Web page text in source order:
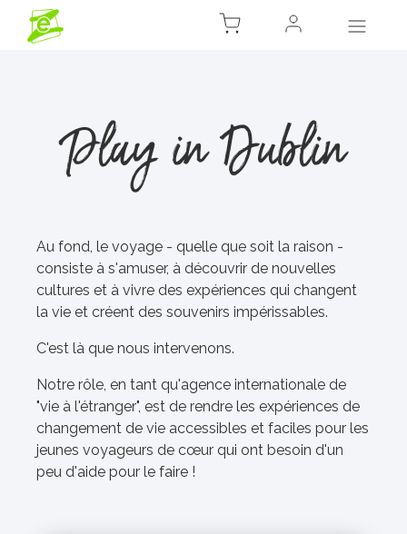
Play in Dublin
Au fond, le voyage - quelle que soit la raison -
consiste à s'amuser, à découvrir de nouvelles
cultures et à vivre des expériences qui changent
la vie et créent des souvenirs impérissables.
C'est là que nous intervenons.
Notre rôle, en tant qu'agence internationale de
"vie à l'étranger", est de rendre les expériences de
changement de vie accessibles et faciles pour les
jeunes voyageurs de cœur qui ont besoin d'un
peu d'aide pour le faire !